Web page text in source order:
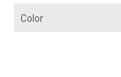
Color